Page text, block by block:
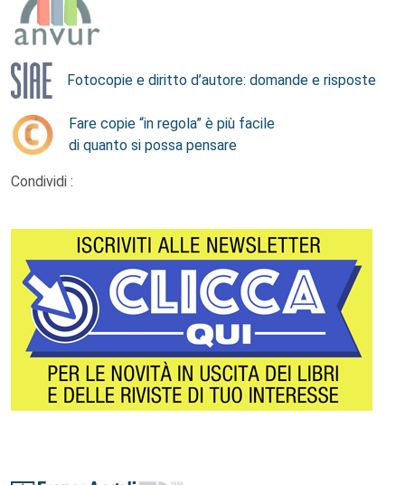
Fotocopie e diritto d’autore: domande e risposte
Fare copie “in regola” è più facile
di quanto si possa pensare
Condividi :